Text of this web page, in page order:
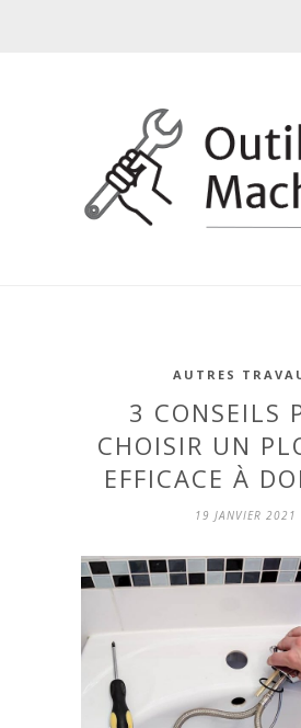
AUTRES
3 CONSEILS
CHOISIR UN
EFFICACE À
19 JANVIER 2021